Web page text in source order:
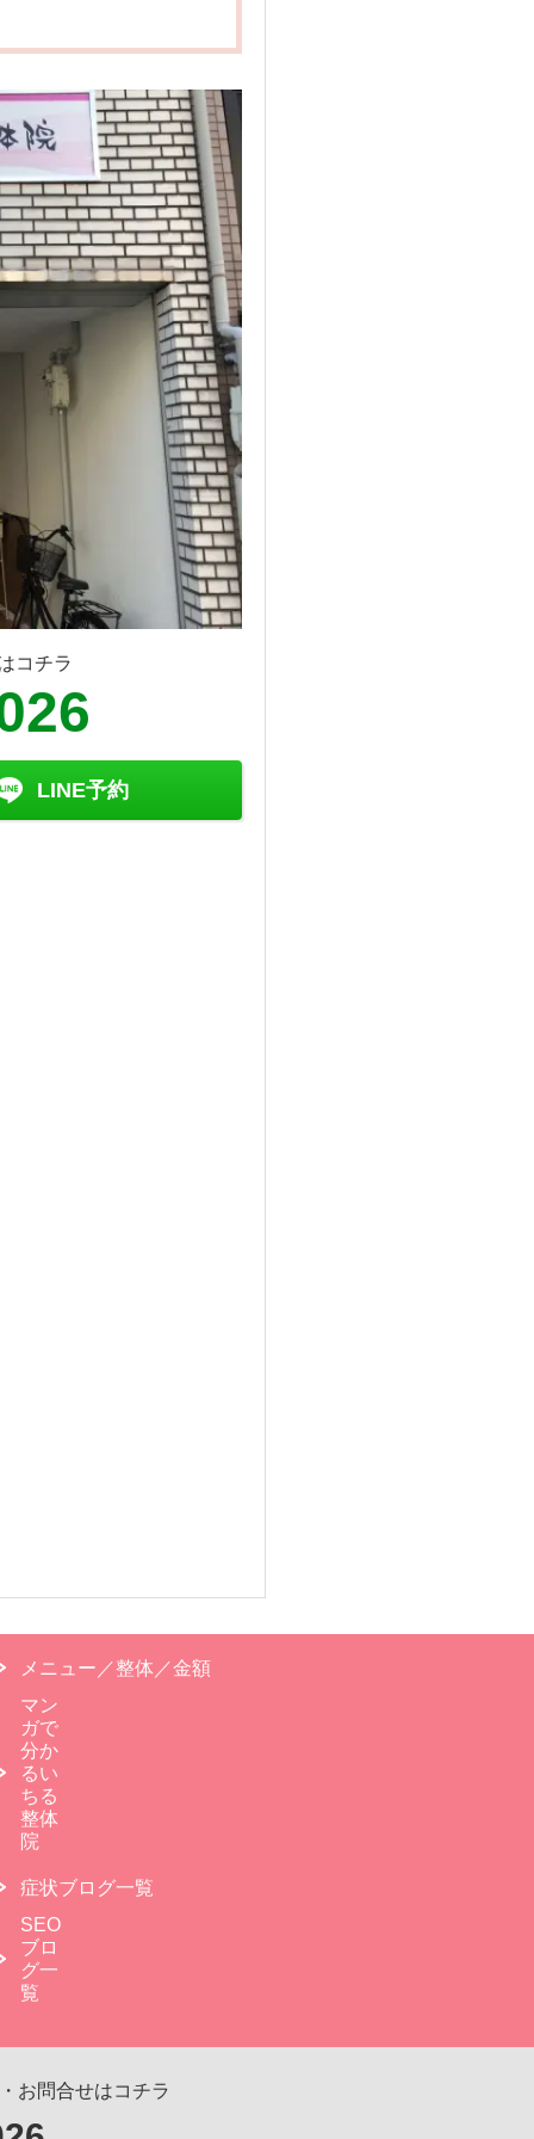
コチラ
LINE予約
メニュー／整体／金額
マン
ガで
分か
るい
ちる
整体
院
症状ブログ一覧
SEO
ブロ
グ一
覧
お問合せはコチラ